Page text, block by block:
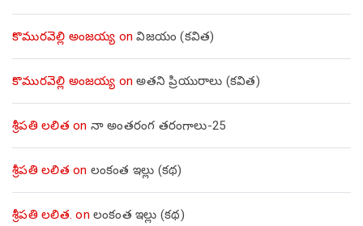
కొమురవెల్లి అంజయ్య onవిజయం (కవిత)
కొమురవెల్లి అంజయ్య onఅతని ప్రియురాలు (కవిత)
శ్రీపతి లలిత on నా అంతరంగ తరంగాలు-25
శ్రీపతి లలిత on లంకంత ఇల్లు (కథ)
శ్రీపతి లలిత. on లంకంత ఇల్లు (కథ)